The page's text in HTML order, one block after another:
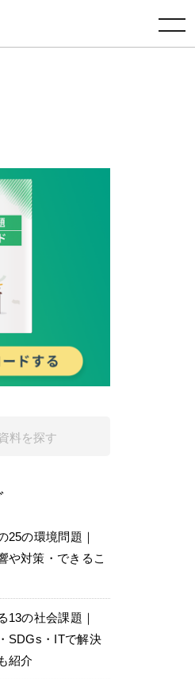
toggle navigation
25の環境問題｜
や対策・できるこ
13の社会課題｜
SDGs・ITで解決
紹介